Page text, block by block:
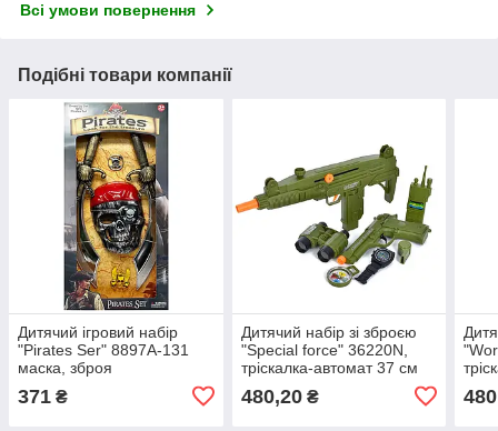
Всі умови повернення
Подібні товари компанії
Дитячий ігровий набір
"Pirates Ser" 8897А-131
маска, зброя
371 ₴
Дитячий набір зі зброєю
"Special force" 36220N,
тріскалка-автомат 37 см
480,20₴